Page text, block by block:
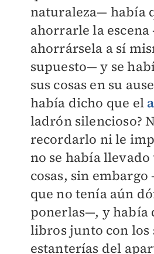
naturaleza— había
ahorrarle la
ahorrársela a sí
supuesto— y se
sus cosas en su
había dicho que el
ladrón silencioso?
recordarlo ni le
no se había llevado
cosas, sin
que no tenía aún
ponerlas—, y había
libros junto con los
estanterías del